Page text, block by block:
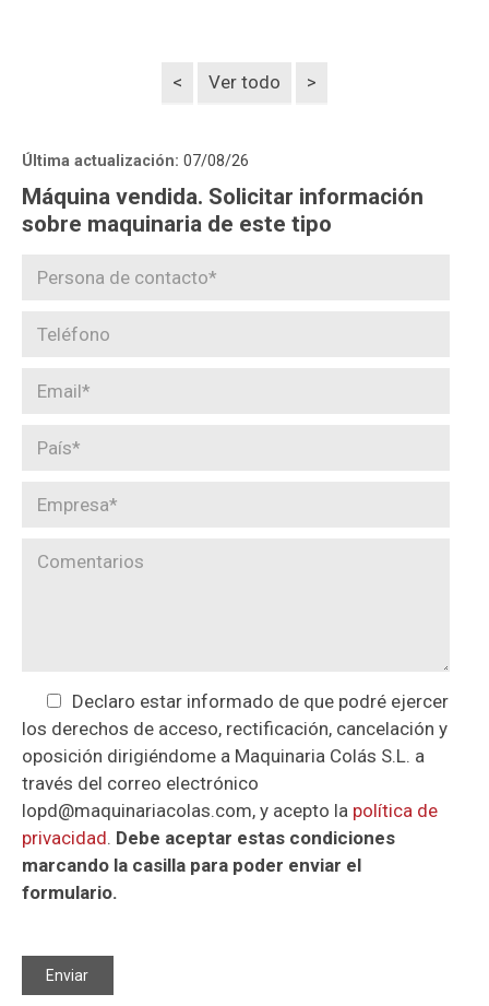
< Ver todo >
Última actualización: 07/08/26
Máquina vendida. Solicitar información
sobre maquinaria de este tipo
Declaro estar informado de que podré ejercer
los derechos de acceso, rectificación, cancelación y
oposición dirigiéndome a Maquinaria Colás S.L. a
través del correo electrónico
lopd@maquinariacolas.com, y acepto la política de
privacidad. Debe aceptar estas condiciones
marcando la casilla para poder enviar el
formulario.